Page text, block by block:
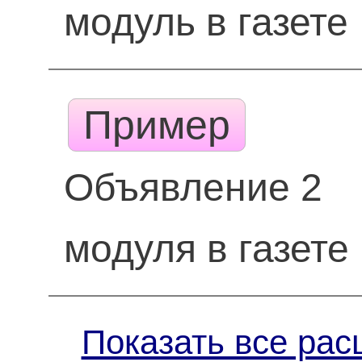
модуль в газете
Пример
Объявление 2
модуля в газете
Показать все